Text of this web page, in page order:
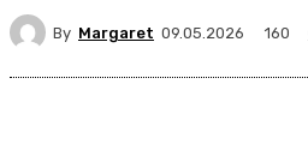
By Margaret 09.05.2026 160